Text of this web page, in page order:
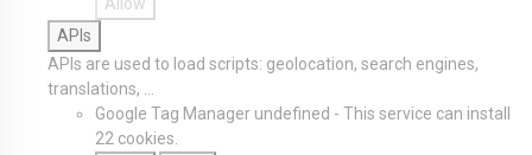
APIs
APIs are used to load scripts: geolocation, search engines,
translations, ...
Google Tag Manager undefined - This service can install
22 cookies.